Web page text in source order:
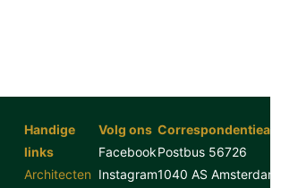
Handige
links
Architecten
Volg ons
Facebook
Instagram
Postbus 56726
1040 AS Amsterdam